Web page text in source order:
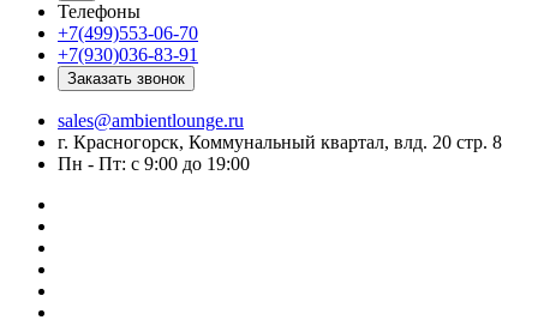
Телефоны
+7(499)553-06-70
+7(930)036-83-91
Заказать звонок
sales@ambientlounge.ru
г. Красногорск, Коммунальный квартал, влд. 20 стр. 8
Пн - Пт: с 9:00 до 19:00